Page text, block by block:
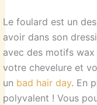
Le foulard est un
avoir dans son
avec des motifs
votre chevelure et
un bad hair day. En
polyvalent ! Vous